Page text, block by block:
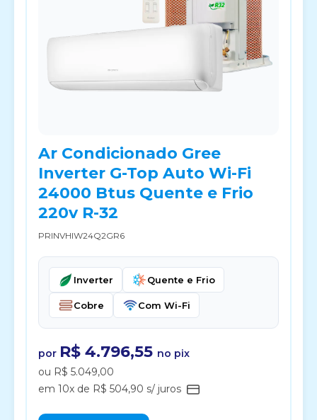
Ar Condicionado Gree
Inverter G-Top Auto Wi-Fi
24000 Btus Quente e Frio
220v R-32
PRINVHIW24Q2GR6
Inverter Quente e Frio
Cobre Com Wi-Fi
por R$ 4.796,55 no pix
ou R$ 5.049,00
em 10x de R$ 504,90 s/ juros